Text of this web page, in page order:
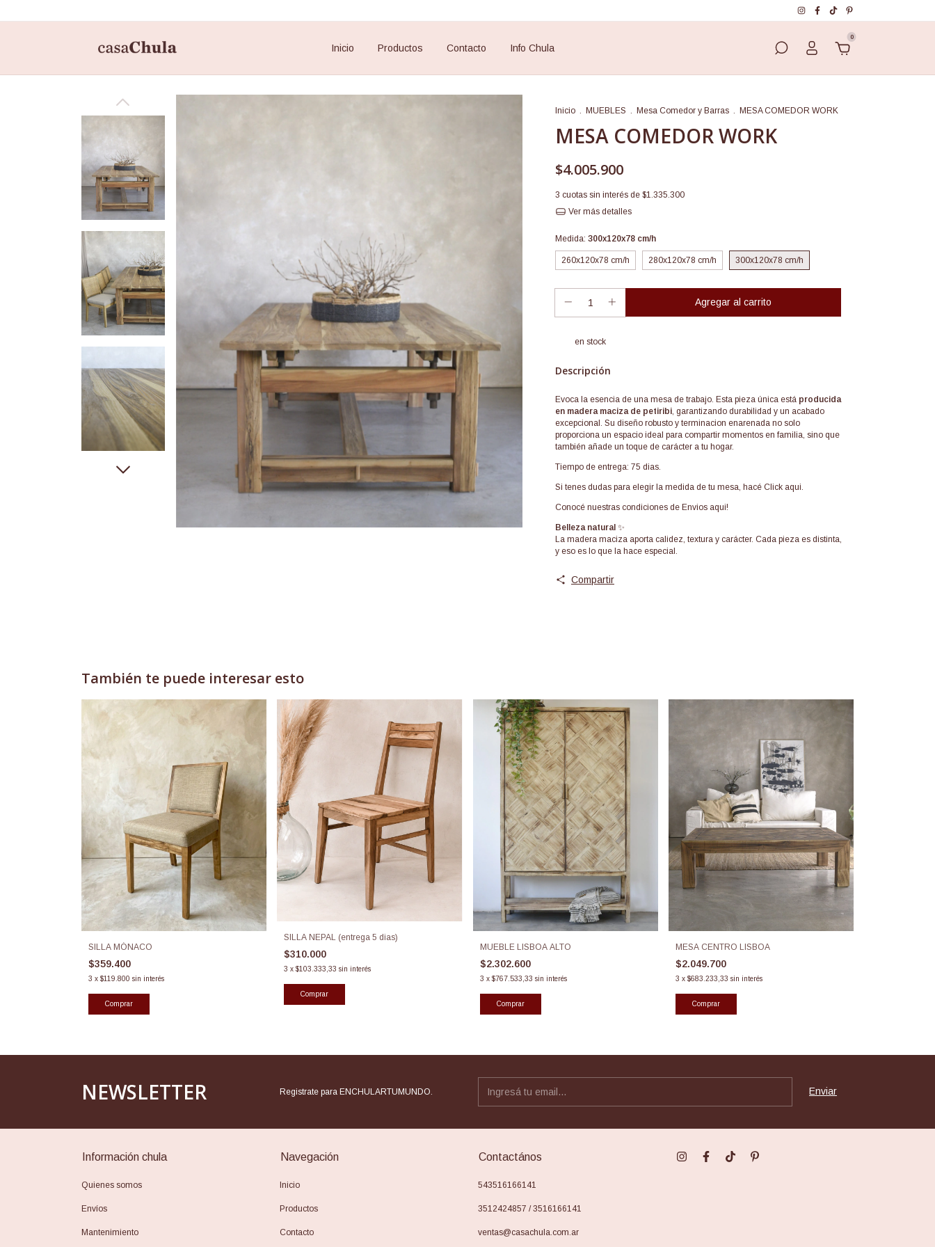
Inicio Productos Contacto Info Chula
0
Inicio . MUEBLES . Mesa Comedor y Barras . MESA COMEDOR WORK
MESA COMEDOR WORK
$4.005.900
3 cuotas sin interés de $1.335.300
Ver más detalles
Medida: 300x120x78 cm/h
260x120x78 cm/h 280x120x78 cm/h 300x120x78 cm/h
en stock
Descripción
Evoca la esencia de una mesa de trabajo. Esta pieza única está producida
en madera maciza de petiribi , garantizando durabilidad y un acabado
excepcional. Su diseño robusto y terminacion enarenada no solo
proporciona un espacio ideal para compartir momentos en familia, sino que
también añade un toque de carácter a tu hogar.
Tiempo de entrega: 75 dias.
Si tenes dudas para elegir la medida de tu mesa, hacé Click aqui.
Conocé nuestras condiciones de Envios aqui!
Belleza natural ✨
La madera maciza aporta calidez, textura y carácter. Cada pieza es distinta,
y eso es lo que la hace especial.
Compartir
También te puede interesar esto
SILLA MÓNACO
$359.400
3 x $119.800 sin interés
SILLA NEPAL (entrega 5 dias)
$310.000
3 x$103.333,33 sin interés
MUEBLE LISBOA ALTO
$2.302.600
3 x $767.533,33 sin interés
MESA CENTRO LISBOA
$2.049.700
3 x $683.233,33 sin interés
NEWSLETTER Registrate para ENCHULARTUMUNDO.
Información chula
Quienes somos
Envíos
Mantenimiento
Navegación
Inicio
Productos
Contacto
Contactános
543516166141
3512424857 / 3516166141
ventas@casachula.com.ar